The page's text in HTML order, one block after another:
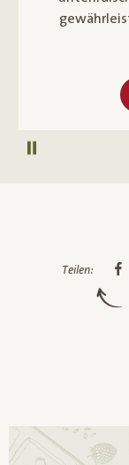
Autoplay
Teilen: